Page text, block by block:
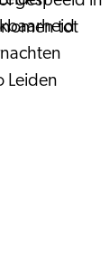
Leiden
tot